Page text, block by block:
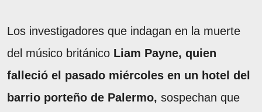
Los investigadores que indagan en la muerte
del músico británico Liam Payne, quien
falleció el pasado miércoles en un hotel del
barrio porteño de Palermo, sospechan que